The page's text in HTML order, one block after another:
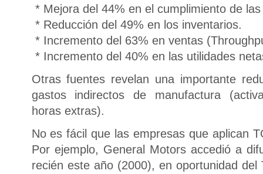
* Mejora del 44% en el cumplimiento de
* Reducción del 49% en los inventarios.
* Incremento del 63% en ventas
* Incremento del 40% en las utilidades
Otras fuentes revelan una importante
gastos indirectos de manufactura
horas extras).
No es fácil que las empresas que aplican
Por ejemplo, General Motors accedió a
recién este año (2000), en oportunidad